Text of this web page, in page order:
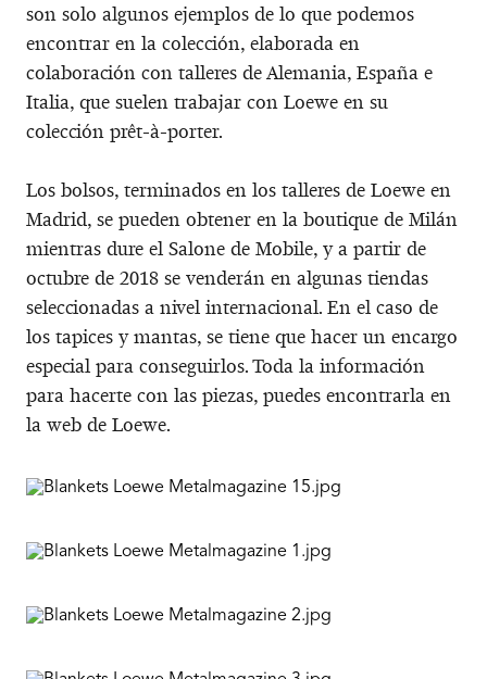
son solo algunos ejemplos de lo que podemos
encontrar en la colección, elaborada en
colaboración con talleres de Alemania, España e
Italia, que suelen trabajar con Loewe en su
colección prêt-à-porter.
Los bolsos, terminados en los talleres de Loewe en
Madrid, se pueden obtener en la boutique de Milán
mientras dure el Salone de Mobile, y a partir de
octubre de 2018 se venderán en algunas tiendas
seleccionadas a nivel internacional. En el caso de
los tapices y mantas, se tiene que hacer un encargo
especial para conseguirlos. Toda la información
para hacerte con las piezas, puedes encontrarla en
la web de Loewe.